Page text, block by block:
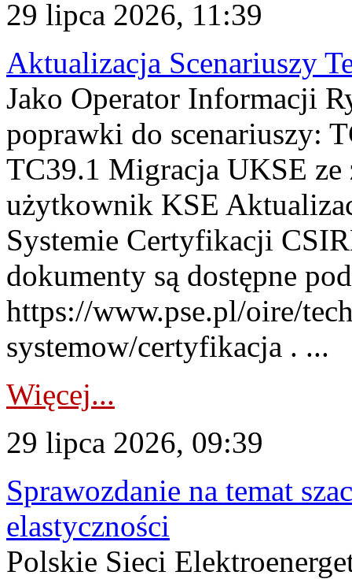
29 lipca 2026, 11:39
Aktualizacja Scenariuszy
Jako Operator Informacji
poprawki do scenariuszy:
TC39.1 Migracja UKSE
użytkownik KSE
Systemie Certyfikacji
dokumenty są dostępne
https://www.pse.pl/oire/
systemow/certyfikacja . ...
Więcej...
29 lipca 2026, 09:39
Sprawozdanie na temat
elastyczności
Polskie Sieci